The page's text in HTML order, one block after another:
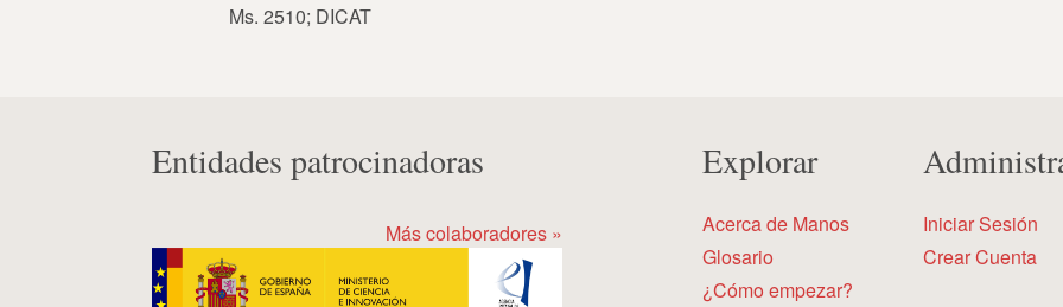
Ms. 2510; DICAT
Entidades patrocinadoras
Más colaboradores »
Explorar
Acerca de Manos
Glosario
¿Cómo empezar?
Iniciar Sesión
Crear Cuenta